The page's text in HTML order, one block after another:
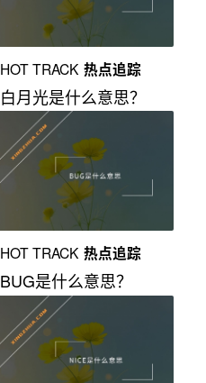
HOT TRACK 热点追踪
白月光是什么意思？
HOT TRACK 热点追踪
BUG是什么意思？